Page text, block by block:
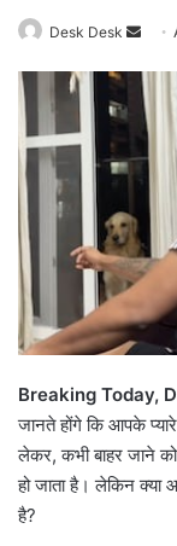
Desk Desk
Send
email
Breaking Today,
जानते होंगे कि आपके
लेकर, कभी बाहर जाने
हो जाता है। लेकिन
है?